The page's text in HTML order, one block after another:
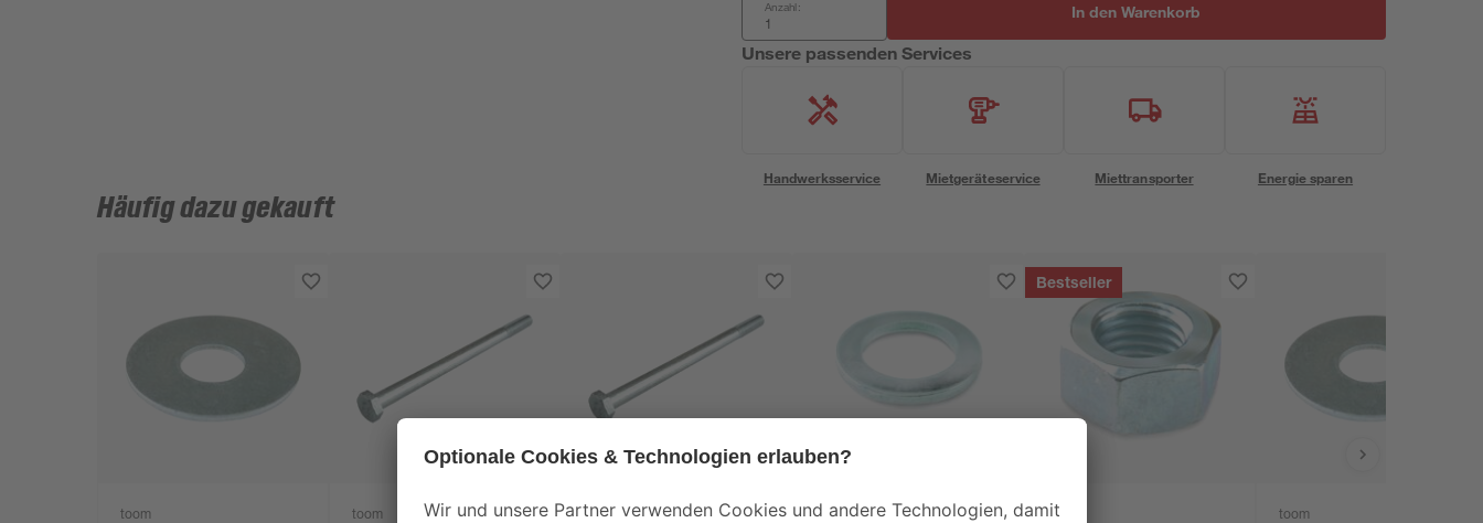
Anzahl: In den Warenkorb
Unsere passenden Services
Handwerksservice Mietgeräteservice Miettransporter Energie sparen
Häufig dazu gekauft
toom toom toom toom
Bestseller
toom toom